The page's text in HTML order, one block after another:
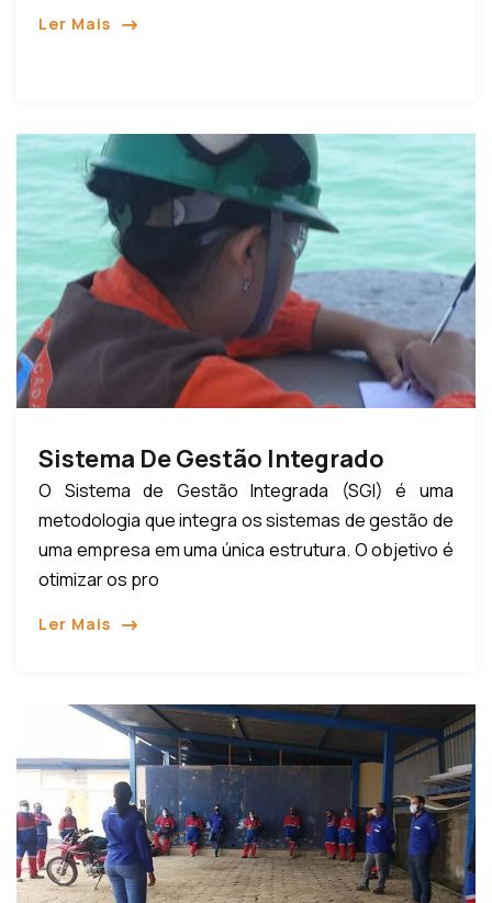
Ler Mais
Sistema De Gestão Integrado
O Sistema de Gestão Integrada (SGI) é uma
metodologia que integra os sistemas de gestão de
uma empresa em uma única estrutura. O objetivo é
otimizar os pro
Ler Mais